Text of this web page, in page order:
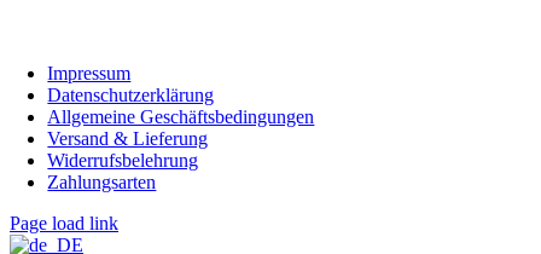
Impressum
Datenschutzerklärung
Allgemeine Geschäftsbedingungen
Versand & Lieferung
Widerrufsbelehrung
Zahlungsarten
Page load link